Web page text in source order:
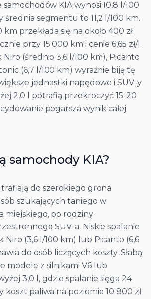
samochodów KIA wynosi 10,8 l/100
średnia segmentu to 11,2 l/100 km.
km przekłada się na około 400 zł
przy 15 000 km i cenie 6,65 zł/l.
(średnio 3,6 l/100 km), Picanto
(6,7 l/100 km) wyraźnie biją tę
jednostki napędowe i SUV-y
2,0 l potrafią przekroczyć 15-20
pogarsza wynik całej
samochody KIA?
do szerokiego grona
szukających taniego w
miejskiego, po rodziny
SUV-a. Niskie spalanie
Niro (3,6 l/100 km) lub Picanto (6,6
do osób liczących koszty. Słabą
modele z silnikami V6 lub
3,0 l, gdzie spalanie sięga 24
koszt paliwa na poziomie 10 800 zł